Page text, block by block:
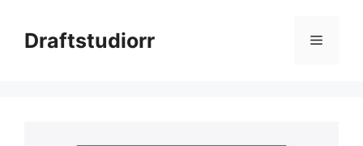
contentDraftstudiorr Menu